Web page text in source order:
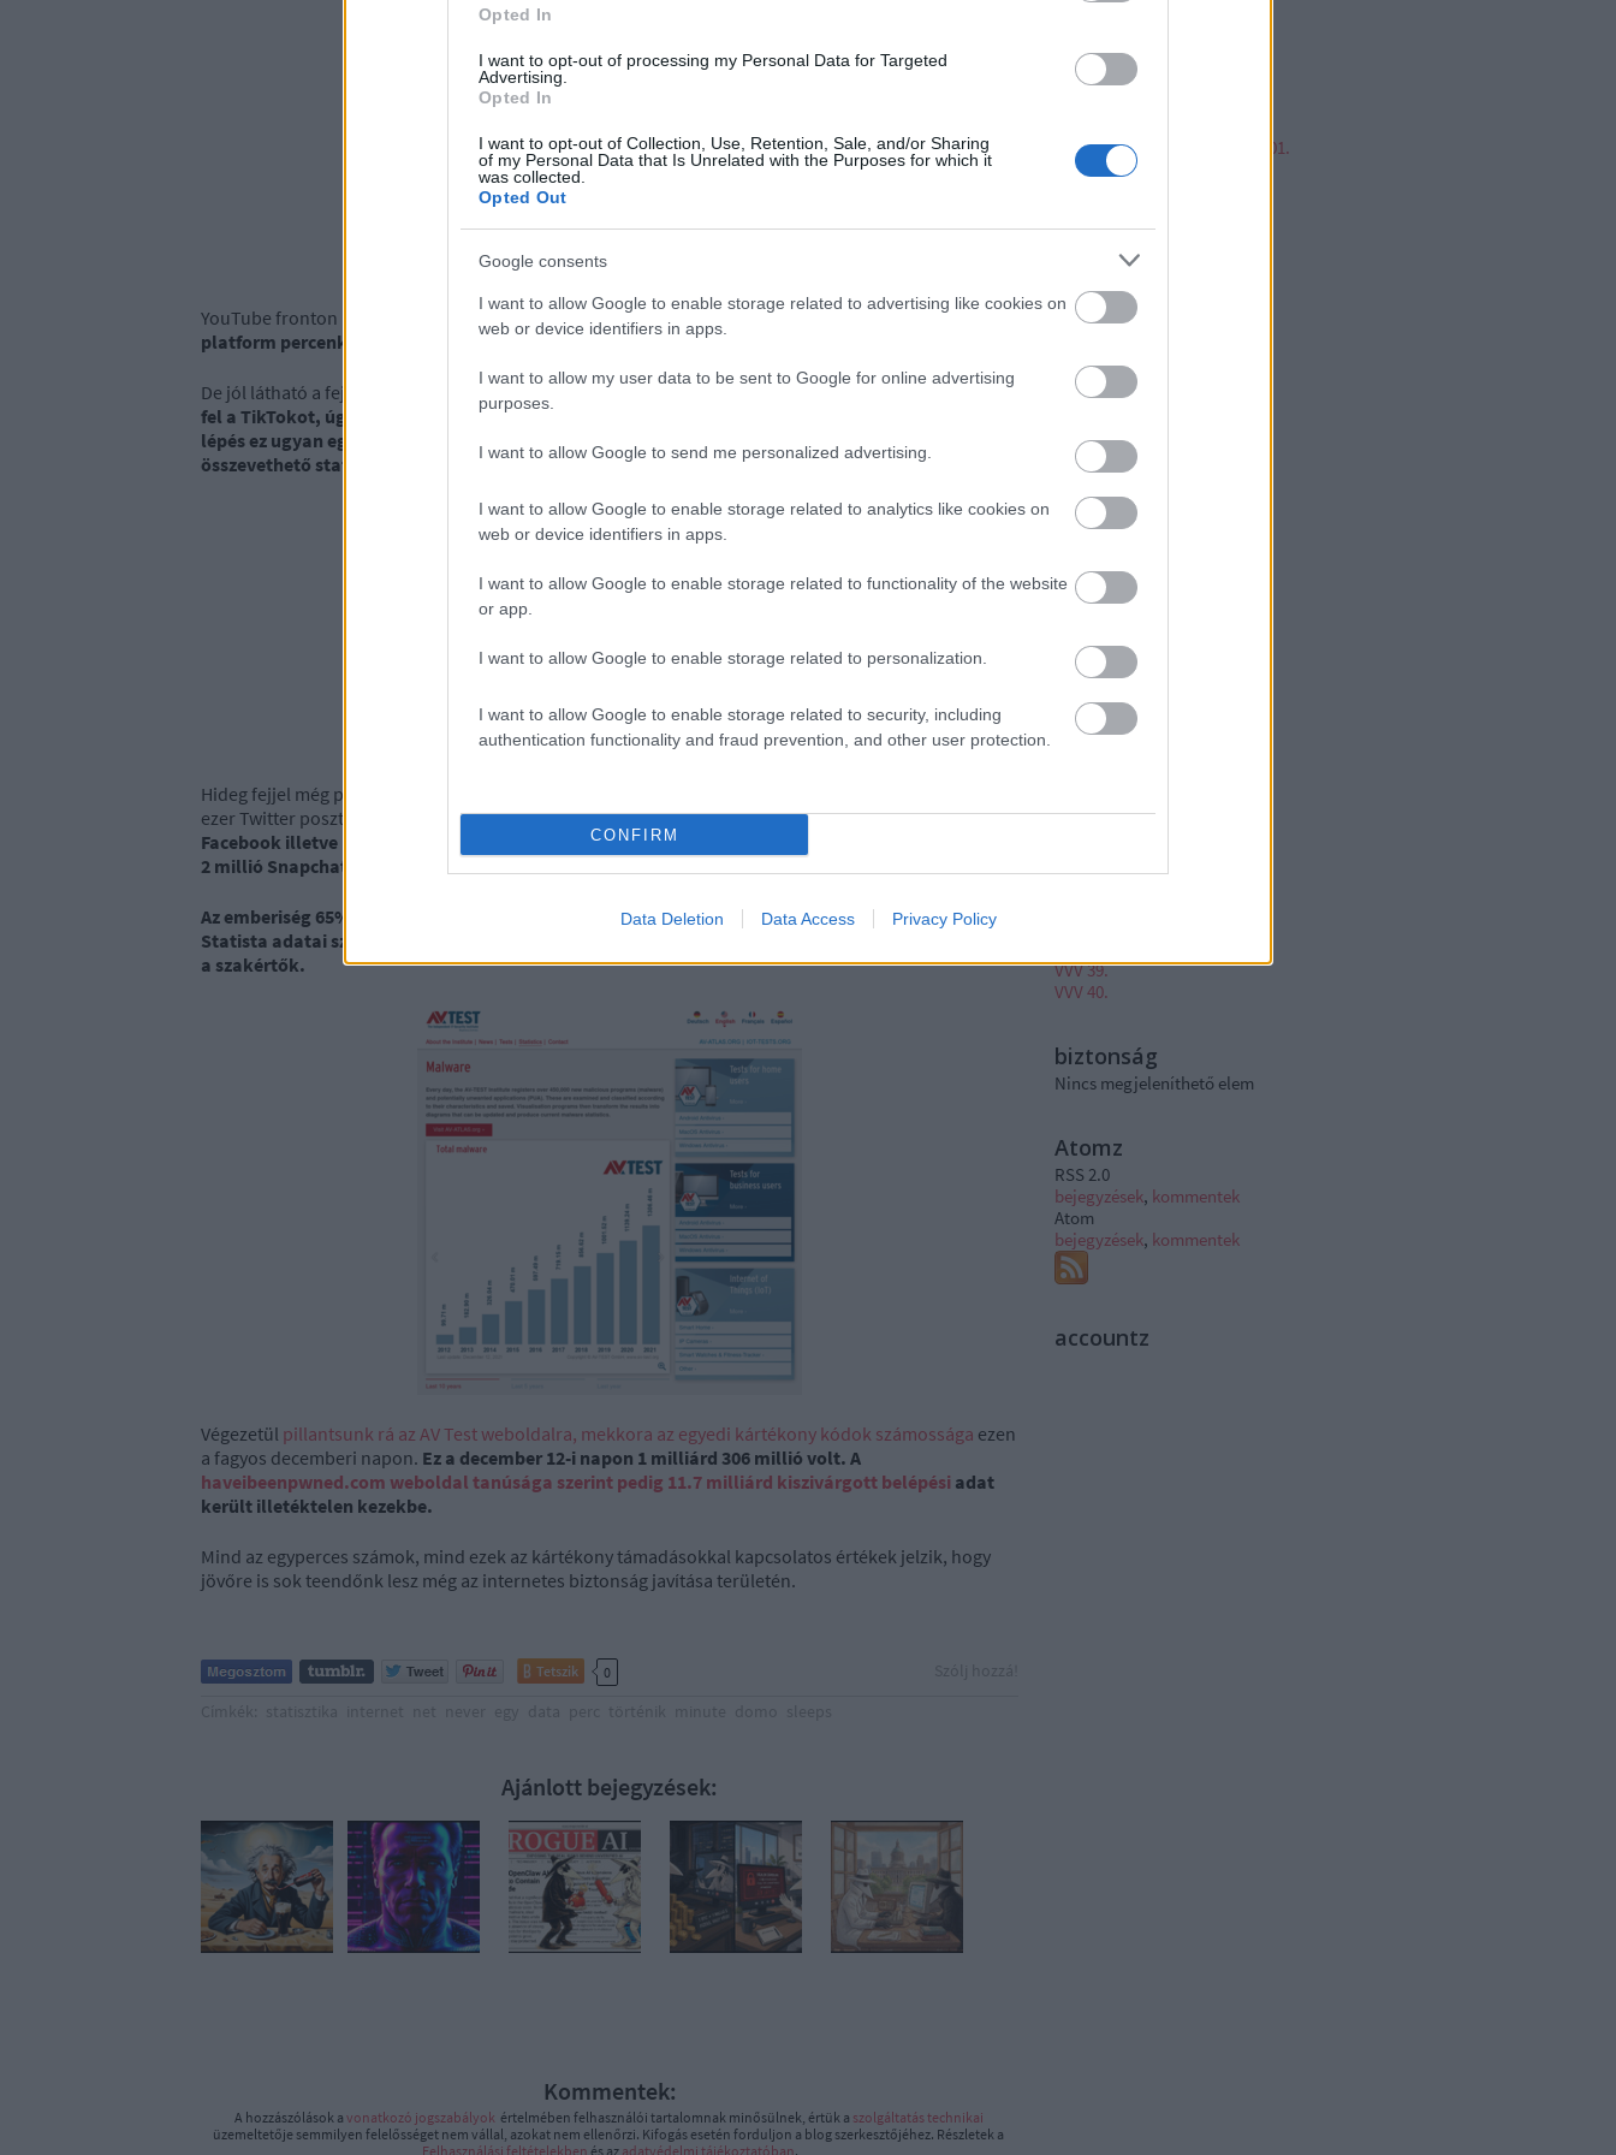
Opted In
I want to opt-out of processing my Personal Data for Targeted
Advertising.
Opted In
I want to opt-out of Collection, Use, Retention, Sale, and/or Sharing
of my Personal Data that Is Unrelated with the Purposes for which it
was collected.
Opted Out
Google consents
I want to allow Google to enable storage related to advertising like cookies on
web or device identifiers in apps.
I want to allow my user data to be sent to Google for online advertising
purposes.
I want to allow Google to send me personalized advertising.
I want to allow Google to enable storage related to analytics like cookies on
web or device identifiers in apps.
I want to allow Google to enable storage related to functionality of the website
or app.
I want to allow Google to enable storage related to personalization.
I want to allow Google to enable storage related to security, including
authentication functionality and fraud prevention, and other user protection.
CONFIRM
Data Deletion Data Access Privacy Policy
YouTube fronton is komoly emelkedés következett be, mára 694 ezer óra anyagot közvetít a
platform percenként.
De jól látható a fejlődés abból a párhuzamból is, hogy
míg 2020-ban percenként 2704-en telepítették
fel a TikTokot, úgy 2021-ben már 167 millió videót néztek az egységnyi 60 szekundum alatt. Kis
lépés ez ugyan egy embernek, ám nagy lépés az emberiségnek és az egymással könnyen
összevethető statisztikáknak ;-)
Hideg fejjel még pár nagy volumenű érték a 9.0-ás kimutatásból, mi történik a neten 1 perc alatt: 575
ezer Twitter poszt, 283 ezer USD elköltése az Amazon áruházban,240 ezer kép megosztása a
Facebook illetve Meta univerzumában, 5.7 millió Google keresés, 668 ezer Discord üzenet küldése,
2 millió Snapchat üzenet, és 100 ezer felhasználó csatlakozása a Teams
Az emberiség 65%-a online van, és a fenti elérések jelentős része már mobileszközökről történik a
Statista adatai szerint. A 2022-es évre is legalább hasonló mértékű növekedést prognosztizálnak
a szakértők.
Végezetül pillantsunk rá az AV Test weboldalra, mekkora az egyedi kártékony kódok számossága ezen
a fagyos decemberi napon. Ez a december 12-i napon 1 milliárd 306 millió volt. A
haveibeenpwned.com weboldal tanúsága szerint pedig 11.7 milliárd kiszivárgott belépési adat
került illetéktelen kezekbe.
Mind az egyperces számok, mind ezek az kártékony támadásokkal kapcsolatos értékek jelzik, hogy
jövőre is sok teendőnk lesz még az internetes biztonság javítása területén.
Tetszik 0
Ajánlott bejegyzések:
Kommentek:
A hozzászólások a vonatkozó jogszabályokértelmében felhasználói tartalomnak minősülnek, értük a szolgáltatás technikai
üzemeltetője semmilyen felelősséget nem vállal, azokat nem ellenőrzi. Kifogás esetén forduljon a blog szerkesztőjéhez. Részletek a
Felhasználási feltételekben és az adatvédelmi tájékoztatóban.
Pintér Zsolt @Mp3Pintyo
A Vírusok Varázslatos Világa 01.
VVV 02.
VVV 05.
VVV 08.
VVV 09.
VVV 11.
VVV 12.
VVV 15.
VVV 16.
VVV 17.
VVV 18.
VVV 19.
VVV 21.
VVV 22.
VVV 24.
VVV 25.
VVV 27.
VVV 28.
VVV 32.
VVV 39.
VVV 40.
biztonság
Nincs megjeleníthető elem
Atomz
RSS 2.0
bejegyzések, kommentek
Atom
bejegyzések, kommentek
accountz